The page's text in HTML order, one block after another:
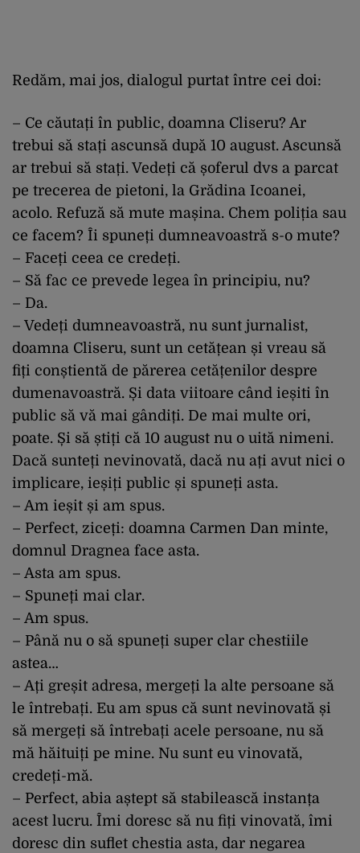
Redăm, mai jos, dialogul purtat între cei doi:
– Ce căutați în public, doamna Cliseru? Ar
trebui să stați ascunsă după 10 august. Ascunsă
ar trebui să stați. Vedeți că șoferul dvs a parcat
pe trecerea de pietoni, la Grădina Icoanei,
acolo. Refuză să mute mașina. Chem poliția sau
ce facem? Îi spuneți dumneavoastră s-o mute?
– Faceți ceea ce credeți.
– Să fac ce prevede legea în principiu, nu?
– Da.
– Vedeți dumneavoastră, nu sunt jurnalist,
doamna Cliseru, sunt un cetățean și vreau să
fiți conștientă de părerea cetățenilor despre
dumenavoastră. Și data viitoare când ieșiti în
public să vă mai gândiți. De mai multe ori,
poate. Și să știți că 10 august nu o uită nimeni.
Dacă sunteți nevinovată, dacă nu ați avut nici o
implicare, ieșiți public și spuneți asta.
– Am ieșit și am spus.
– Perfect, ziceți: doamna Carmen Dan minte,
domnul Dragnea face asta.
– Asta am spus.
– Spuneți mai clar.
– Am spus.
– Până nu o să spuneți super clar chestiile
astea…
– Ați greșit adresa, mergeți la alte persoane să
le întrebați. Eu am spus că sunt nevinovată și
să mergeți să întrebați acele persoane, nu să
mă hăituiți pe mine. Nu sunt eu vinovată,
credeți-mă.
– Perfect, abia aștept să stabilească instanța
acest lucru. Îmi doresc să nu fiți vinovată, îmi
doresc din suflet chestia asta, dar negarea